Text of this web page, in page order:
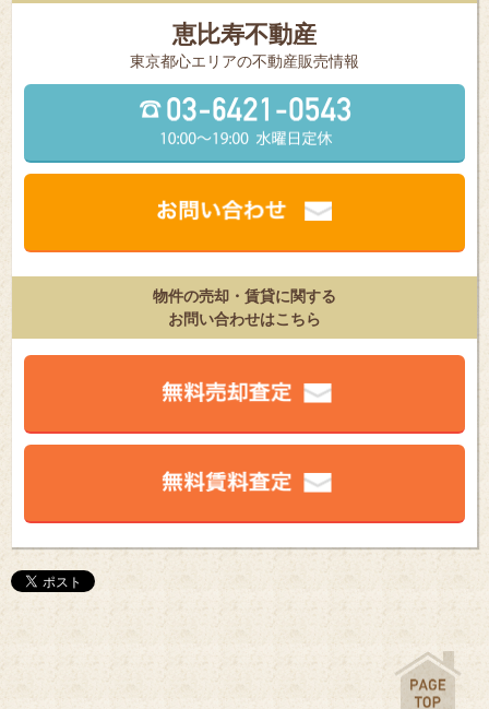
恵比寿不動産
東京都⼼エリアの不動産販売情報
物件の売却・賃貸に関する
お問い合わせはこちら